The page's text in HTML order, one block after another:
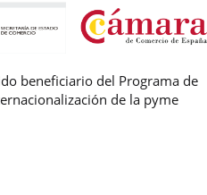
beneficiario del Programa de
de la pyme